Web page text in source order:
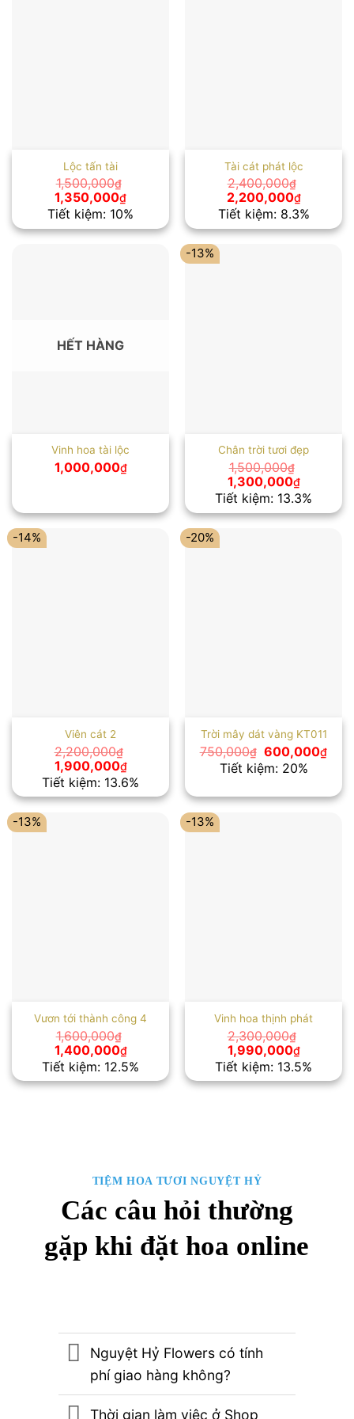
Lộc tấn tài
1,500,000₫
Giá
gốc
là:
1,500,000₫.
1,350,000₫Giá
hiện
tại
là:
1,350,000₫.
Tiết kiệm: 10%
Tài cát phát lộc
2,400,000₫
Giá
gốc
là:
2,400,000₫.
2,200,000₫Giá
hiện
tại
là:
Tiết kiệm: 8.3%
HẾT HÀNG
Vinh hoa tài lộc
1,000,000₫
-13%
Chân trời tươi đẹp
1,500,000₫
Giá
gốc
là:
1,500,000₫.
1,300,000₫Giá
hiện
tại
là:
Tiết kiệm: 13.3%
-14%
Viên cát 2
2,200,000₫
Giá
gốc
là:
2,200,000₫.
1,900,000₫Giá
hiện
tại
là:
1,900,000₫.
Tiết kiệm: 13.6%
-20%
Trời mây dát vàng KT011
750,000₫ Giá
gốc
là:
600,000₫Giá
là:
Tiết kiệm: 20%
-13%
Vươn tới thành công 4
1,600,000₫
Giá
gốc
là:
1,600,000₫.
1,400,000₫Giá
hiện
tại
là:
Tiết kiệm: 12.5%
-13%
Vinh hoa thịnh phát
2,300,000₫
Giá
gốc
là:
2,300,000₫.
1,990,000₫Giá
hiện
tại
là:
Tiết kiệm: 13.5%
TIỆM HOA TƯƠI NGUYỆT HỶ
Các câu hỏi thường
gặp khi đặt hoa online
Nguyệt Hỷ Flowers có tính
phí giao hàng không?
Thời gian làm việc ở Shop